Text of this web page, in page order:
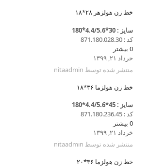
خط زن هولزهر ۲۸*۱۸
سایز : 30*4.4/5.6*180
کد : 871.180.028.30
0 بیشتر
خرداد ۲۱, ۱۳۹۹
منتشر شده توسط nitaadmin
خط زن هولزما ۳۶*۱۸
سایز : 45*4.4/5.6*180
کد : 871.180.236.45
0 بیشتر
خرداد ۲۱, ۱۳۹۹
منتشر شده توسط nitaadmin
خط زن هولزما ۳۶*۲۰